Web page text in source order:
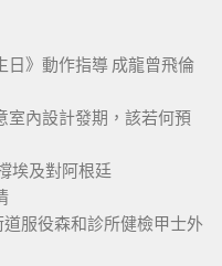
日》動作指導 成龍曾飛倫
室內設計發期，該若何預
埃及對阿根廷
道服役森和診所健檢甲士外